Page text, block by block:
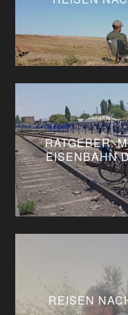
RATGEBER:
EISENBAHN
REISEN